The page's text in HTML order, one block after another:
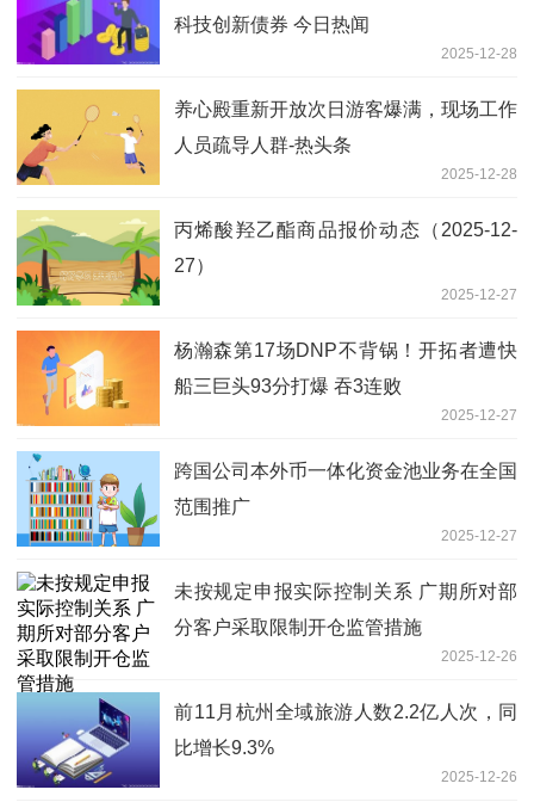
科技创新债券 今日热闻
2025-12-28
养心殿重新开放次日游客爆满，现场工作
人员疏导人群-热头条
2025-12-28
丙烯酸羟乙酯商品报价动态（2025-12-
27）
2025-12-27
杨瀚森第17场DNP不背锅！开拓者遭快
船三巨头93分打爆 吞3连败
2025-12-27
跨国公司本外币一体化资金池业务在全国
范围推广
2025-12-27
未按规定申报实际控制关系 广期所对部
分客户采取限制开仓监管措施
2025-12-26
前11月杭州全域旅游人数2.2亿人次，同
比增长9.3%
2025-12-26